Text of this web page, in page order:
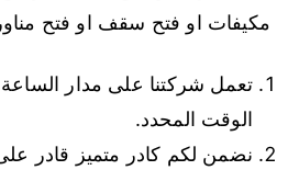
مكيفات او فتح سقف او فتح
تعمل شركتنا على مدار الساعة
الوقت المحدد.
نضمن لكم كادر متميز قادر